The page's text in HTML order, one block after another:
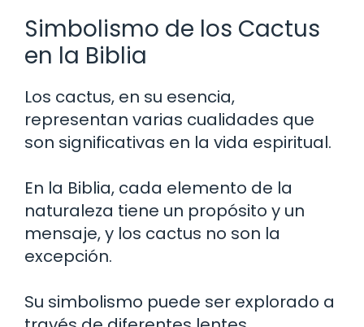
Simbolismo de los Cactus
en la Biblia
Los cactus, en su esencia,
representan varias cualidades que
son significativas en la vida espiritual.
En la Biblia, cada elemento de la
naturaleza tiene un propósito y un
mensaje, y los cactus no son la
excepción.
Su simbolismo puede ser explorado a